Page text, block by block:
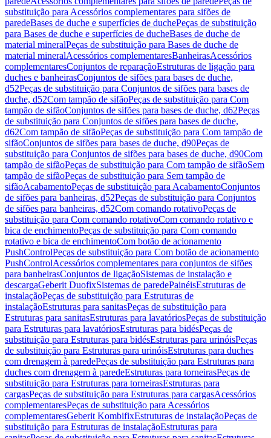
substituição para Acessórios complementares para sifões de
paredeBases de duche e superfícies de duchePeças de substituição
para Bases de duche e superfícies de ducheBases de duche de
material mineralPeças de substituição para Bases de duche de
material mineralAcessórios complementaresBanheirasAcessórios
complementaresConjuntos de reparaçãoEstruturas de ligação para
duches e banheirasConjuntos de sifões para bases de duche,
d52Peças de substituição para Conjuntos de sifões para bases de
duche, d52Com tampão de sifãoPeças de substituição para Com
tampão de sifãoConjuntos de sifões para bases de duche, d62Peças
de substituição para Conjuntos de sifões para bases de duche,
d62Com tampão de sifãoPeças de substituição para Com tampão de
sifãoConjuntos de sifões para bases de duche, d90Peças de
substituição para Conjuntos de sifões para bases de duche, d90Com
tampão de sifãoPeças de substituição para Com tampão de sifãoSem
tampão de sifãoPeças de substituição para Sem tampão de
sifãoAcabamentoPeças de substituição para AcabamentoConjuntos
de sifões para banheiras, d52Peças de substituição para Conjuntos
de sifões para banheiras, d52Com comando rotativoPeças de
substituição para Com comando rotativoCom comando rotativo e
bica de enchimentoPeças de substituição para Com comando
rotativo e bica de enchimentoCom botão de acionamento
PushControlPeças de substituição para Com botão de acionamento
PushControlAcessórios complementares para conjuntos de sifões
para banheirasConjuntos de ligaçãoSistemas de instalação e
descargaGeberit DuofixSistemas de paredePainéisEstruturas de
instalaçãoPeças de substituição para Estruturas de
instalaçãoEstruturas para sanitasPeças de substituição para
Estruturas para sanitasEstruturas para lavatóriosPeças de substituição
para Estruturas para lavatóriosEstruturas para bidésPeças de
substituição para Estruturas para bidésEstruturas para urinóisPeças
de substituição para Estruturas para urinóisEstruturas para duches
com drenagem à paredePeças de substituição para Estruturas para
duches com drenagem à paredeEstruturas para torneirasPeças de
substituição para Estruturas para torneirasEstruturas para
cargasPeças de substituição para Estruturas para cargasAcessórios
complementaresPeças de substituição para Acessórios
complementaresGeberit KombifixEstruturas de instalaçãoPeças de
substituição para Estruturas de instalaçãoEstruturas para